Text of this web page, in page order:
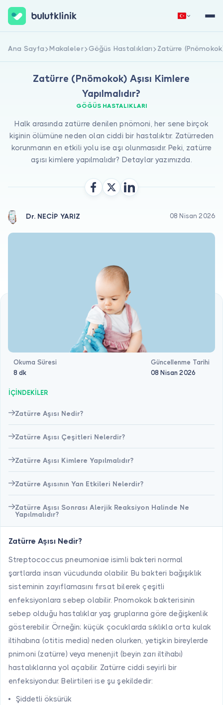
Hakkımızda
Hastalar için
Doktorlar için
Hemen Kaydol Giriş Yap
Ana Sayfa Makaleler Göğüs Hastalıkları Zatürre (Pnömokok)
Zatürre (Pnömokok) Aşısı Kimlere
Yapılmalıdır?
GÖĞÜS HASTALIKLARI
Halk arasında zatürre denilen pnömoni, her sene birçok
kişinin ölümüne neden olan ciddi bir hastalıktır. Zatürreden
korunmanın en etkili yolu ise aşı olunmasıdır. Peki, zatürre
aşısı kimlere yapılmalıdır? Detaylar yazımızda.
Dr. NECİP YARIZ 08 Nisan 2026
Okuma Süresi
8 dk
Güncellenme Tarihi
08 Nisan 2026
İÇİNDEKİLER
Zatürre Aşısı Nedir?
Zatürre Aşısı Çeşitleri Nelerdir?
Zatürre Aşısı Kimlere Yapılmalıdır?
Zatürre Aşısının Yan Etkileri Nelerdir?
Zatürre Aşısı Sonrası Alerjik Reaksiyon Halinde Ne
Yapılmalıdır?
Zatürre Aşısı Nedir?
Streptococcus pneumoniae isimli bakteri normal
şartlarda insan vücudunda olabilir. Bu bakteri bağışıklık
sisteminin zayıflamasını fırsat bilerek çeşitli
enfeksiyonlara sebep olabilir. Pnomokok bakterisinin
sebep olduğu hastalıklar yaş gruplarına göre değişkenlik
gösterebilir. Örneğin; küçük çocuklarda sıklıkla orta kulak
iltihabına (otitis media) neden olurken, yetişkin bireylerde
pnimoni (zatürre) veya menenjit (beyin zarı iltihabı)
hastalıklarına yol açabilir. Zatürre ciddi seyirli bir
enfeksiyondur. Belirtileri ise şu şekildedir:
Şiddetli öksürük